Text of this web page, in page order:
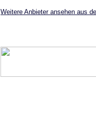
Weitere Anbieter ansehen aus